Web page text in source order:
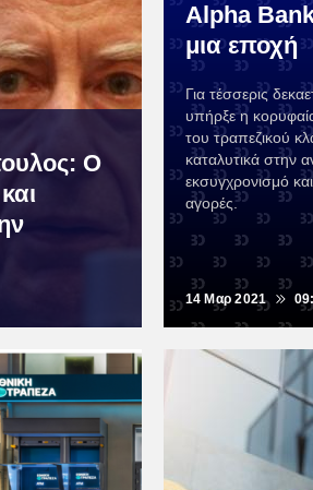
Ο
Alpha
μια εποχή
Για τέσσερις
υπήρξε η
του τραπεζικού
καταλυτικά στην
εκσυγχρονισμό
αγορές.
14 Μαρ 2021